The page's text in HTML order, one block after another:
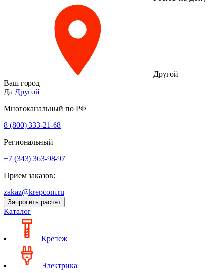
Другой
Ваш город
Да Другой
Многоканальный по РФ
8 (800) 333‑21-68
Региональный
+7 (343) 363-98-97
Прием заказов:
zakaz@krepcom.ru
Запросить расчет
Каталог
Крепеж
Электрика